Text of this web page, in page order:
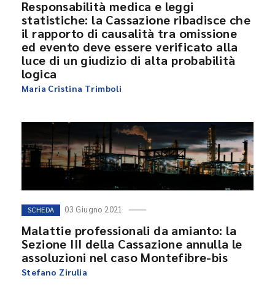
Responsabilità medica e leggi
statistiche: la Cassazione ribadisce che
il rapporto di causalità tra omissione
ed evento deve essere verificato alla
luce di un giudizio di alta probabilità
logica
Maria Cristina Trimboli
SCHEDA 03 Giugno 2021
Malattie professionali da amianto: la
Sezione III della Cassazione annulla le
assoluzioni nel caso Montefibre-bis
Stefano Zirulia